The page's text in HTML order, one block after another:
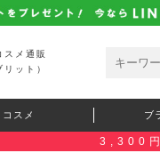
スメ通販
ット）
コスメ ブ
3,300円